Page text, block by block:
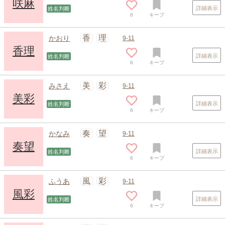
咲麻 姓名判断
6 キープ
詳細表示
香理
かおり 香 理 9-11
姓名判断
6 キープ
詳細表示
美彩
みさえ 美 彩 9-11
姓名判断
6 キープ
詳細表示
奏望
かなみ 奏 望 9-11
姓名判断
6 キープ
詳細表示
風彩
ふうあ 風 彩 9-11
姓名判断
6 キープ
詳細表示